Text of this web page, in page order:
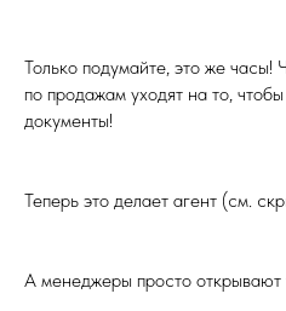
Только подумайте, это же часы!
по продажам уходят на то,
документы!
Теперь это делает агент (см.
А менеджеры просто открывают